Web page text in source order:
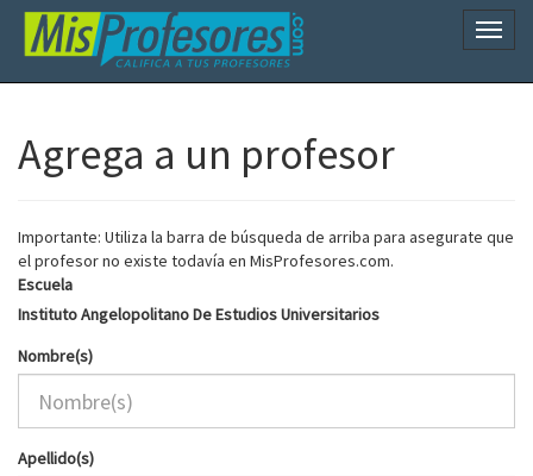
Agrega a un profesor
Importante: Utiliza la barra de búsqueda de arriba para asegurate que
el profesor no existe todavía en MisProfesores.com.
Escuela
Instituto Angelopolitano De Estudios Universitarios
Nombre(s)
Apellido(s)